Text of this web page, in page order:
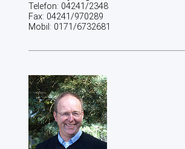
Telefon: 04241/2348
Fax: 04241/970289
Mobil: 0171/6732681